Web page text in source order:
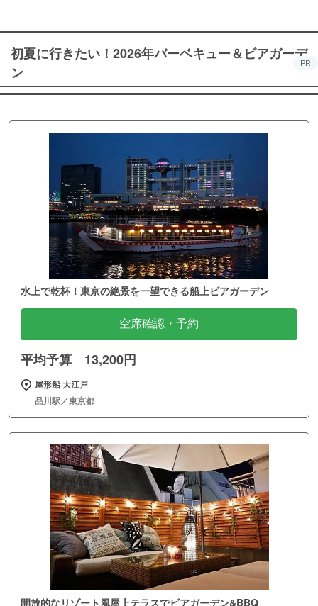
初夏に行きたい！2026年バーベキュー＆ビアガーデ
ン
PR
水上で乾杯！東京の絶景を一望できる船上ビアガーデン
空席確認・予約
平均予算 13,200円
屋形船 大江戸
品川駅／東京都
開放的なリゾート風屋上テラスでビアガーデン&BBQ